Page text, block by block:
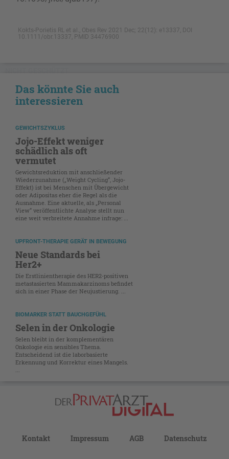
Kokts-Porietis RL et al., Obes Rev 2021 Dec; 22(12): e13337, DOI
10.1111/obr.13337, PMID 34476900
Das könnte Sie auch
interessieren
GEWICHTSZYKLUS
Jojo-Effekt weniger
schädlich als oft
vermutet
Gewichtsreduktion mit anschließender
Wiederzunahme („Weight Cycling“, Jojo-
Effekt) ist bei Menschen mit Übergewicht
oder Adipositas eher die Regel als die
Ausnahme. Eine aktuelle, als „Personal
View“ veröffentlichte Analyse stellt nun
eine weit verbreitete Annahme infrage: ...
UPFRONT-THERAPIE GERÄT IN BEWEGUNG
Neue Standards bei
Her2+
Die Erstlinientherapie des HER2-positiven
metastasierten Mammakarzinoms befindet
sich in einer Phase der Neujustierung. ...
BIOMARKER STATT BAUCHGEFÜHL
Selen in der Onkologie
Selen bleibt in der komplementären
Onkologie ein sensibles Thema.
Entscheidend ist die laborbasierte
Erkennung und Korrektur eines Mangels.
...
Kontakt Impressum AGB Datenschutz